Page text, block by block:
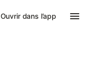
Ouvrir dans l’app